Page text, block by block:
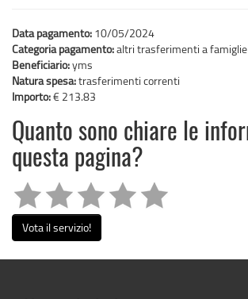
Data pagamento: 10/05/2024
Categoria pagamento:altri trasferimenti a famiglie
Beneficiario:yms
Natura spesa:trasferimenti correnti
Importo:€ 213.83
Quanto sono chiare le
questa pagina?
Vota il servizio!